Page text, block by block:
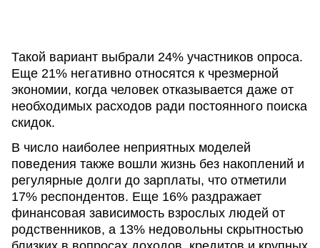
Такой вариант выбрали 24% участников опроса.
Еще 21% негативно относятся к чрезмерной
экономии, когда человек отказывается даже от
необходимых расходов ради постоянного поиска
скидок.
В число наиболее неприятных моделей
поведения также вошли жизнь без накоплений и
регулярные долги до зарплаты, что отметили
17% респондентов. Еще 16% раздражает
финансовая зависимость взрослых людей от
родственников, а 13% недовольны скрытностью